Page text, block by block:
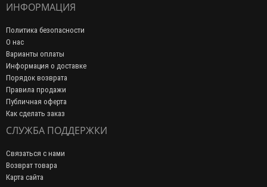
ИНФОРМАЦИЯ
Политика безопасности
О нас
Варианты оплаты
Информация о доставке
Порядок возврата
Правила продажи
Публичная оферта
Как сделать заказ
СЛУЖБА ПОДДЕРЖКИ
Связаться с нами
Возврат товара
Карта сайта